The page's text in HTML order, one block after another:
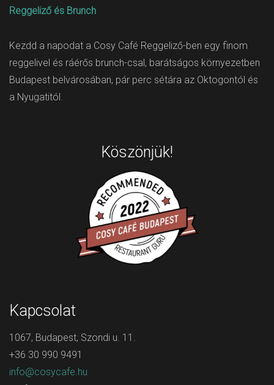
Reggeliző és Brunch
Kezdd a napodat a Cosy Café Reggeliző-ben egy finom
reggelivel és ráérős brunch-csal, barátságos környezetben
Budapest belvárosában, pár perc sétára az Oktogontól és
a Nyugatitól.
Köszönjük!
Kapcsolat
1067, Budapest, Szondi u. 11.
+36 30 990 9491
info@cosycafe.hu